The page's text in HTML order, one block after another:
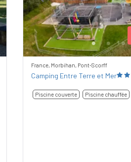
Previous
France, Morbihan, Pont-Scorff
Camping Entre Terre et Mer
Piscine couverte Piscine chauffée